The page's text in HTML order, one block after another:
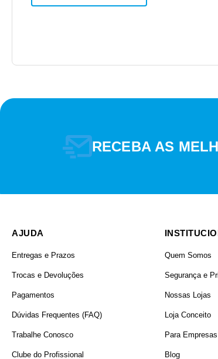
RECEBA AS
AJUDA
Entregas e Prazos
Trocas e Devoluções
Pagamentos
Dúvidas Frequentes (FAQ)
Trabalhe Conosco
Clube do Profissional
Quem Somos
Segurança e
Nossas Lojas
Loja Conceito
Para Empresas
Blog